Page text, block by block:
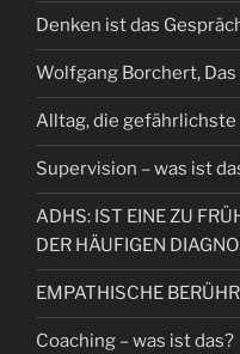
Denken ist das
Wolfgang Borchert,
Alltag, die gefährlichste
Supervision – was ist
ADHS: IST EINE ZU
DER HÄUFIGEN
EMPATHISCHE
Coaching – was ist das?